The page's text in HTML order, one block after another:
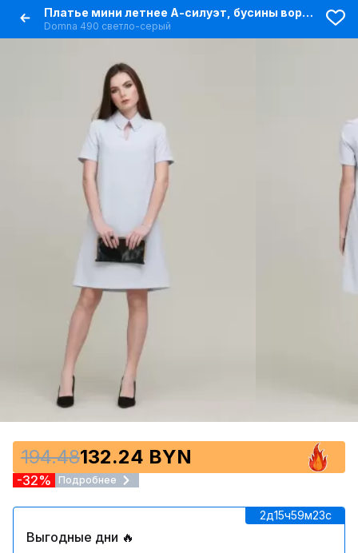
Платье мини летнее А-силуэт, бусины воротник, комфортное
Domna 490 светло-серый
194.48132.24 BYN
-32% Подробнее
2д15ч59м23c
Выгодные дни 🔥